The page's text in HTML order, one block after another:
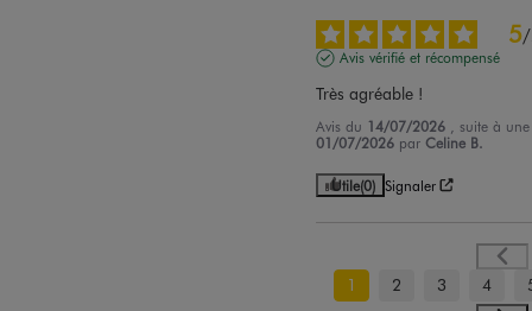
5/
Avis vérifié et récompensé
Très agréable !
Avis du 14/07/2026
, suite à
01/07/2026 parCeline B.
Utile(0) Signaler
1 2 3 4